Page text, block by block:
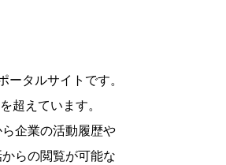
タルサイトです。
超えています。
企業の活動履歴や
らの閲覧が可能な